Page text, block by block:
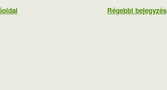
Régebbi bejegyzés